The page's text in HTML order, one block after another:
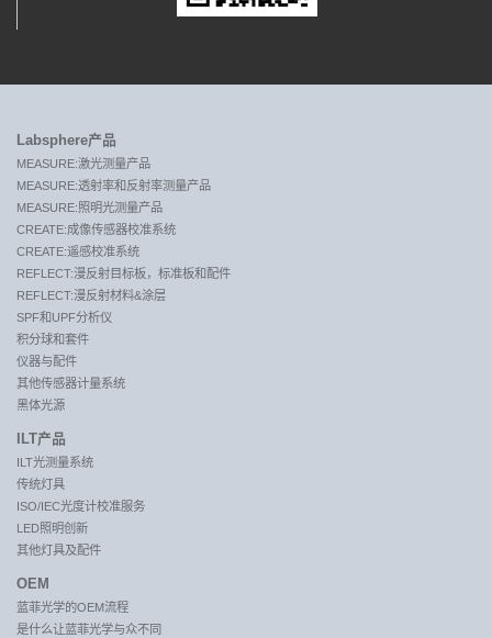
Labsphere产品
MEASURE:激光测量产品
MEASURE:透射率和反射率测量产品
MEASURE:照明光测量产品
CREATE:成像传感器校准系统
CREATE:遥感校准系统
REFLECT:漫反射目标板，标准板和配件
REFLECT:漫反射材料&涂层
SPF和UPF分析仪
积分球和套件
仪器与配件
其他传感器计量系统
黑体光源
ILT产品
ILT光测量系统
传统灯具
ISO/IEC光度计校准服务
LED照明创新
其他灯具及配件
OEM
蓝菲光学的OEM流程
是什么让蓝菲光学与众不同